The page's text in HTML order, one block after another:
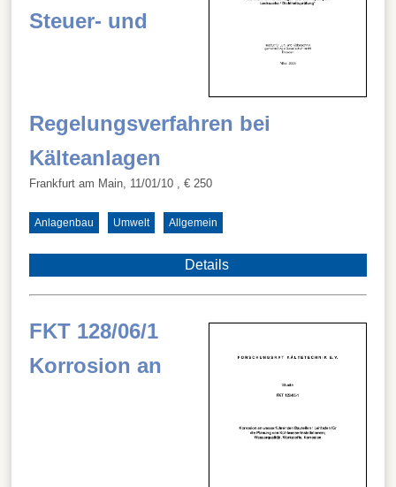
Steuer- und
Regelungsverfahren bei
Kälteanlagen
Frankfurt am Main, 11/01/10 , € 250
Anlagenbau Umwelt Allgemein
Details
FKT 128/06/1
Korrosion an